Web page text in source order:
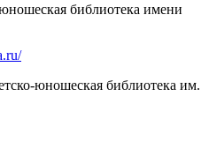
библиотека имени
юношеская библиотека им.